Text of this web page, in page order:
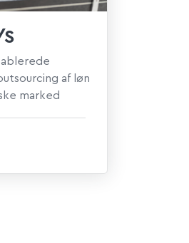
af løn
marked